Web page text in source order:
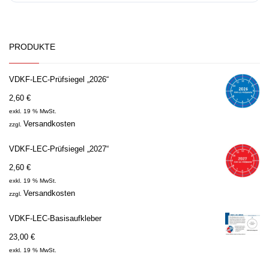
PRODUKTE
VDKF-LEC-Prüfsiegel „2026“
2,60 €
exkl. 19 % MwSt.
zzgl. Versandkosten
VDKF-LEC-Prüfsiegel „2027“
2,60 €
exkl. 19 % MwSt.
zzgl. Versandkosten
VDKF-LEC-Basisaufkleber
23,00 €
exkl. 19 % MwSt.